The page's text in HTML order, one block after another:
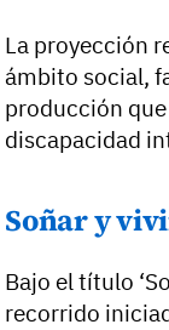
La proyección
ámbito social,
producción
discapacidad
Soñar y
Bajo el título
recorrido